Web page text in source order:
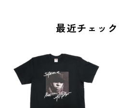
最近チェッ